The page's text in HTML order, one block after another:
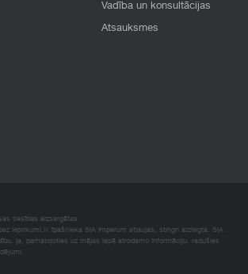
Vadība un konsultācijas
Atsauksmes
tiesības aizsargātas.
iepirkumi.lv īpašnieka SIA Imperum atļaujas, stingri aizliegta. SIA
ja, pamatojoties uz mājas lapā atrodamo informāciju, radušies